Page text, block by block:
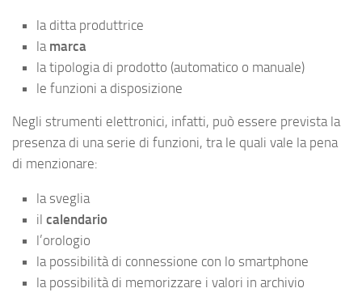
la ditta produttrice
lamarca
la tipologia di prodotto (automatico o manuale)
le funzioni a disposizione
Negli strumenti elettronici, infatti, può essere prevista la
presenza di una serie di funzioni, tra le quali vale la pena
di menzionare:
la sveglia
il calendario
l’orologio
la possibilità di connessione con lo smartphone
la possibilità di memorizzare i valori in archivio